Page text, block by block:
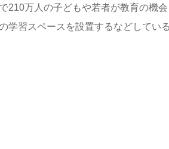
210万人の子どもや若者が教育の機
学習スペースを設置するなどしている